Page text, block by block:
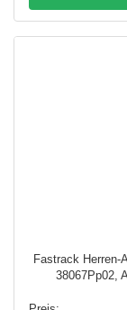
Fastrack Herren-
38067Pp02,